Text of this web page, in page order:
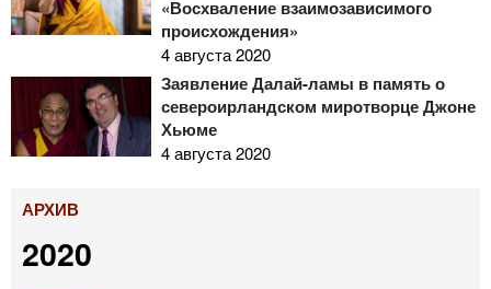
«Восхваление взаимозависимого
происхождения»
4 августа 2020
Заявление Далай-ламы в память о
североирландском миротворце Джоне
Хьюме
4 августа 2020
АРХИВ
2020